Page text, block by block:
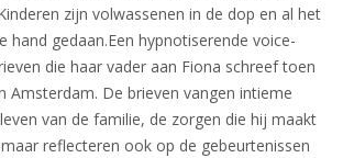
zijn volwassenen in de dop en al het
hand gedaan.Een hypnotiserende voice-
die haar vader aan Fiona schreef toen
Amsterdam. De brieven vangen intieme
van de familie, de zorgen die hij maakt
reflecteren ook op de gebeurtenissen